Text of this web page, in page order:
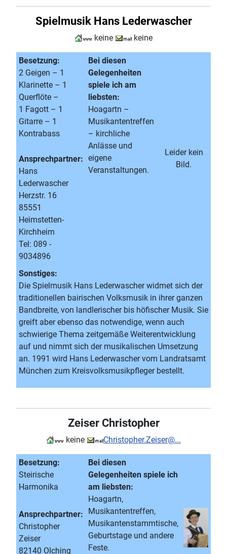
Spielmusik Hans Lederwascher
keine keine
Besetzung:
2 Geigen – 1
Klarinette – 1
Querflöte –
1 Fagott – 1
Gitarre – 1
Kontrabass
Bei diesen
Gelegenheiten
spiele ich am
liebsten:
Hoagartn –
Musikantentreffen
– kirchliche
Anlässe und
eigene
Veranstaltungen.
Leider kein
Bild.
Ansprechpartner:
Hans
Lederwascher
Herzstr. 16
85551
Heimstetten-
Kirchheim
Tel: 089 -
9034896
Sonstiges:
Die Spielmusik Hans Lederwascher widmet sich der
traditionellen bairischen Volksmusik in ihrer ganzen
Bandbreite, von landlerischer bis höfischer Musik. Sie
greift aber ebenso das notwendige, wenn auch
schwierige Thema zeitgemäße Weiterentwicklung
auf und nimmt sich der musikalischen Umsetzung
an. 1991 wird Hans Lederwascher vom Landratsamt
München zum Kreisvolksmusikpfleger bestellt.
Zeiser Christopher
keine Christopher.Zeiser@...
Besetzung:
Steirische
Harmonika
Bei diesen
Gelegenheiten spiele ich
am liebsten:
Hoagartn,
Musikantentreffen,
Musikantenstammtische,
Geburtstage und andere
Feste.
Ansprechpartner:
Christopher
Zeiser
82140 Olching